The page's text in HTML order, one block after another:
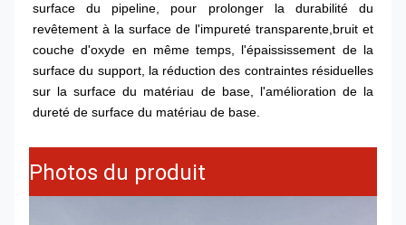
surface du pipeline, pour prolonger la durabilité du
revêtement à la surface de l'impureté transparente,bruit et
couche d'oxyde en même temps, l'épaississement de la
surface du support, la réduction des contraintes résiduelles
sur la surface du matériau de base, l'amélioration de la
dureté de surface du matériau de base.
Photos du produit